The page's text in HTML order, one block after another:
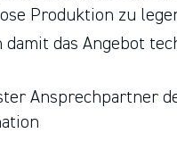
Produktion zu
das Angebot
Ansprechpartner